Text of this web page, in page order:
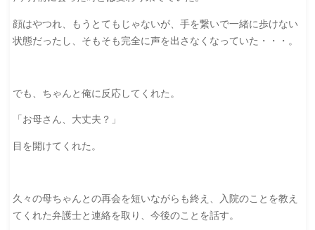
顔はやつれ、もうとてもじゃないが、手を繋いで一緒に歩けない
状態だったし、そもそも完全に声を出さなくなっていた・・・。
でも、ちゃんと俺に反応してくれた。
「お母さん、大丈夫？」
目を開けてくれた。
久々の母ちゃんとの再会を短いながらも終え、入院のことを教え
てくれた弁護士と連絡を取り、今後のことを話す。